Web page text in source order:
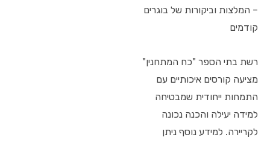
– המלצות וביקורות של בוגרים
קודמים
רשת בתי הספר "כח המתחנין"
מציעה קורסים איכותיים עם
התמחות ייחודית שמבטיחה
למידה יעילה והכנה נכונה
לקריירה. למידע נוסף ניתן